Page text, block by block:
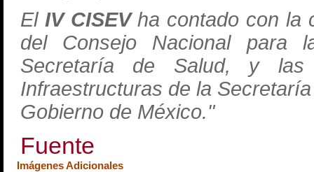
El IV CISEVha contado con la
del Consejo Nacional para
Secretaría de Salud, y las
Infraestructuras de la
Gobierno de México."
Fuente
Imágenes Adicionales